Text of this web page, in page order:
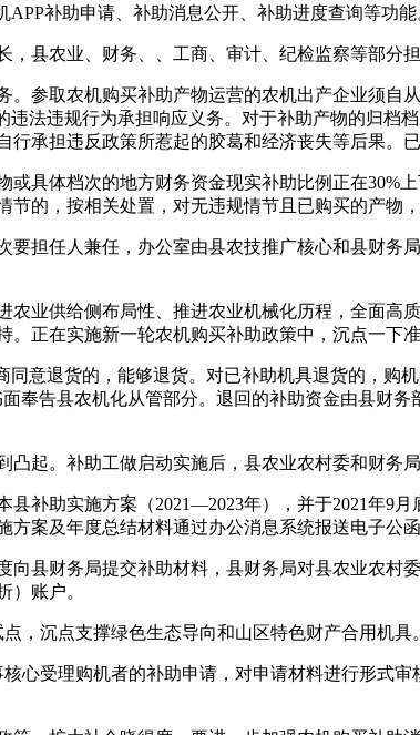
补助申请、补助消息公开、补助进度查询等功能
农业、财务、、工商、审计、纪检监察等部分
取农机购买补助产物运营的农机出产企业须自
法违规行为承担响应义务。对于补助产物的归
承担违反政策所惹起的胶葛和经济丧失等后果。
体档次的地方财务资金现实补助比例正在30%
的，按相关处置，对无违规情节且已购买的产物
任人兼任，办公室由县农技推广核心和县财务
供给侧布局性、推进农业机械化历程，全面高
正在实施新一轮农机购买补助政策中，沉点一下准
退货的，能够退货。对已补助机具退货的，购
奉告县农机化从管部分。退回的补助资金由县财
。补助工做启动实施后，县农业农村委和财务局
助实施方案（2021—2023年），并于2021年9月
案及年度总结材料通过办公消息系统报送电子公函
财务局提交补助材料，县财务局对县农业农村
）账户。
沉点支撑绿色生态导向和山区特色财产合用机具
受理购机者的补助申请，对申请材料进行形式审